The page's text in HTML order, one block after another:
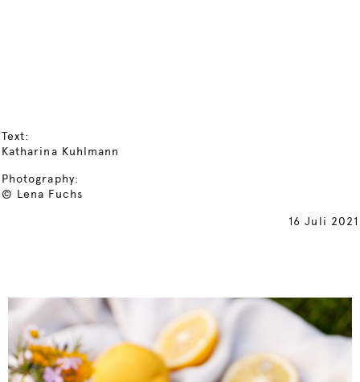
Text:
Katharina Kuhlmann
Photography:
© Lena Fuchs
16 Juli 2021